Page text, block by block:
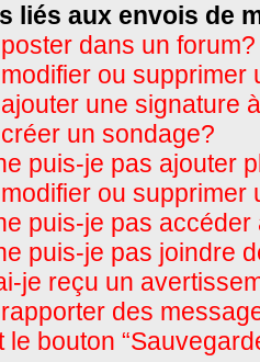
liés aux envois de
dans un forum?
ou supprimer
une signature
un sondage?
puis-je pas ajouter
ou supprimer
puis-je pas accéder
puis-je pas joindre
je reçu un
des
le bouton